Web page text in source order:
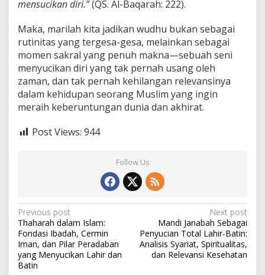
mensucikan diri.”(QS. Al-Baqarah: 222).
Maka, marilah kita jadikan wudhu bukan sebagai
rutinitas yang tergesa-gesa, melainkan sebagai
momen sakral yang penuh makna—sebuah seni
menyucikan diri yang tak pernah usang oleh
zaman, dan tak pernah kehilangan relevansinya
dalam kehidupan seorang Muslim yang ingin
meraih keberuntungan dunia dan akhirat.
Post Views: 944
Follow Us
P
o
s
t
Previous post
Thaharah dalam Islam:
Fondasi Ibadah, Cermin
Iman, dan Pilar Peradaban
yang Menyucikan Lahir dan
Batin
Next post
Mandi Janabah Sebagai
Penyucian Total Lahir-Batin:
Analisis Syariat, Spiritualitas,
dan Relevansi Kesehatan